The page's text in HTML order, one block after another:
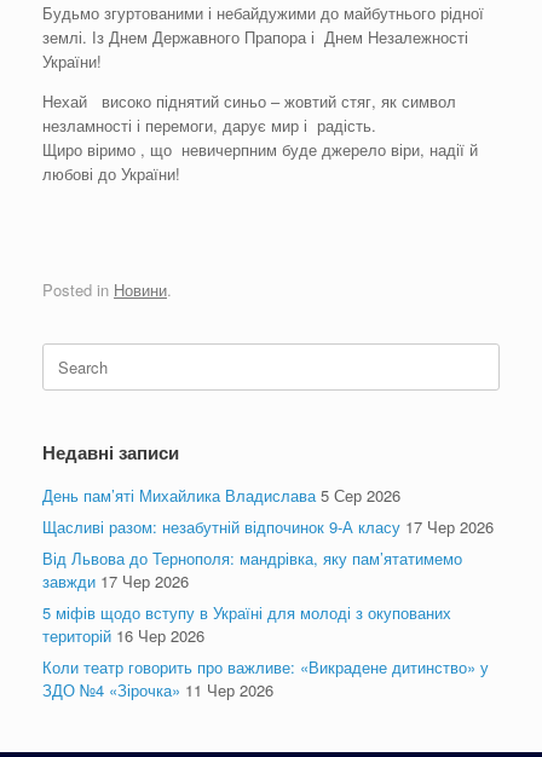
Будьмо згуртованими і небайдужими до майбутнього рідної
землі. Із Днем Державного Прапора і Днем Незалежності
України!
Нехай високо піднятий синьо – жовтий стяг, як символ
незламності і перемоги, дарує мир і радість.
Щиро віримо , що невичерпним буде джерело віри, надії й
любові до України!
Posted in Новини.
Search
for:
Недавні записи
День пам’яті Михайлика Владислава 5 Сер 2026
Щасливі разом: незабутній відпочинок 9-А класу 17 Чер 2026
Від Львова до Тернополя: мандрівка, яку пам’ятатимемо
завжди 17 Чер 2026
5 міфів щодо вступу в Україні для молоді з окупованих
територій 16 Чер 2026
Коли театр говорить про важливе: «Викрадене дитинство» у
ЗДО №4 «Зірочка» 11 Чер 2026